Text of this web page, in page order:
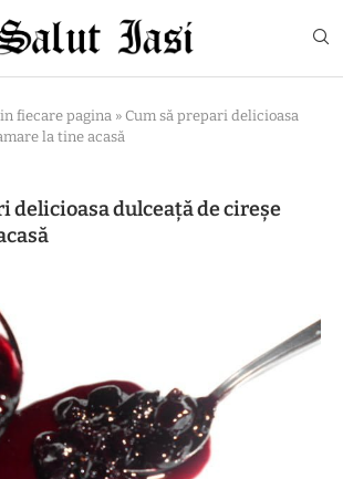
fiecare pagina » Cum să prepari delicioasa
la tine acasă
delicioasa dulceață de cireșe